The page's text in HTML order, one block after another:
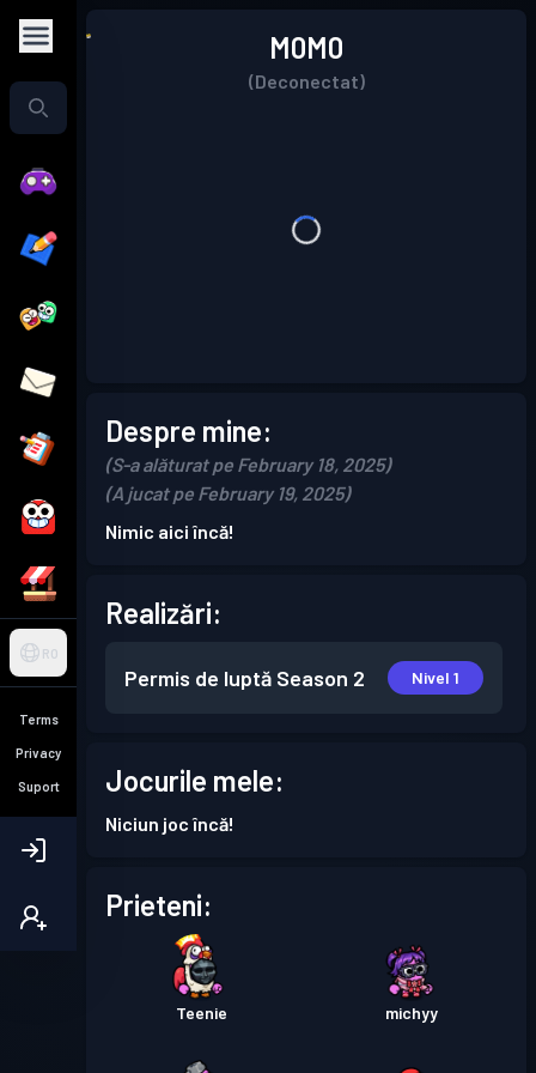
RO
Terms
Privacy
Suport
M0M0
(Deconectat)
Despre mine:
(S-a alăturat pe February 18, 2025)
(A jucat pe February 19, 2025)
Nimic aici încă!
Realizări:
Permis de luptă Season 2 Nivel 1
Jocurile mele:
Niciun joc încă!
Prieteni:
Teenie michyy